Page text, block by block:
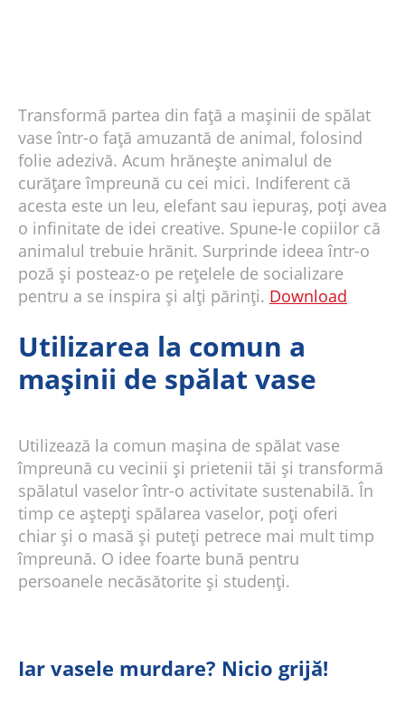
Transformă partea din față a mașinii de spălat
vase într-o față amuzantă de animal, folosind
folie adezivă. Acum hrănește animalul de
curățare împreună cu cei mici. Indiferent că
acesta este un leu, elefant sau iepuraș, poți avea
o infinitate de idei creative. Spune-le copiilor că
animalul trebuie hrănit. Surprinde ideea într-o
poză şi posteaz-o pe reţelele de socializare
pentru a se inspira și alți părinți. Download
Utilizarea la comun a
mașinii de spălat vase
Utilizează la comun mașina de spălat vase
împreună cu vecinii și prietenii tăi și transformă
spălatul vaselor într-o activitate sustenabilă. În
timp ce aștepți spălarea vaselor, poți oferi
chiar și o masă și puteți petrece mai mult timp
împreună. O idee foarte bună pentru
persoanele necăsătorite și studenți.
Iar vasele murdare? Nicio grijă!